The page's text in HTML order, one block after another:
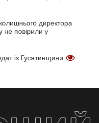
директора
не повірили у
із Гусятинщини